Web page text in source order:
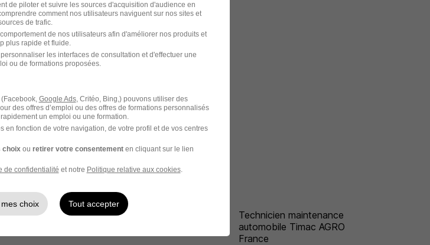
le domaine Administratif
Electromécanicien Timac
Technicien maintenance
automobile Timac AGRO
France
de piloter et suivre les sources d'acquisition d'audience en
comment nos utilisateurs naviguent sur nos sites et
de trafic.
de nos utilisateurs afin d'améliorer nos produits et
plus rapide et fluide.
les interfaces de consultation et d'effectuer une
ou de formations proposées.
Google Ads, Critéo, Bing,) pouvons utiliser des
des offres d’emploi ou des offres de formations personnalisés
un emploi ou une formation.
en fonction de votre navigation, de votre profil et de vos centres
choixou retirer votre consentementen cliquant sur le lien
de confidentialité et notre Politique relative aux cookies.
choix Tout accepter